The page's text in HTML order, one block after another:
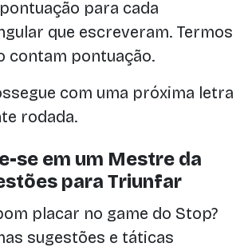
para cada
que escreveram. Termos
contam pontuação.
com uma próxima letra
rodada.
se em um Mestre da
para Triunfar
placar no game do Stop?
sugestões e táticas